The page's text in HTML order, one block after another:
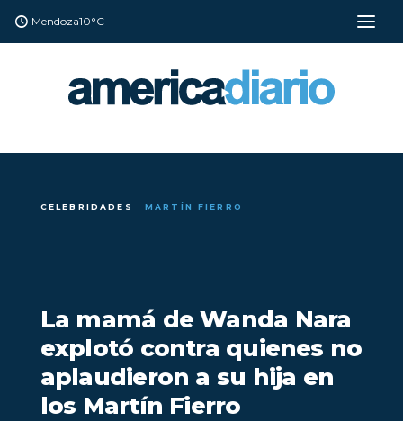
Mendoza10°C
CELEBRIDADES MARTÍN FIERRO
La mamá de Wanda Nara
explotó contra quienes no
aplaudieron a su hija en
los Martín Fierro